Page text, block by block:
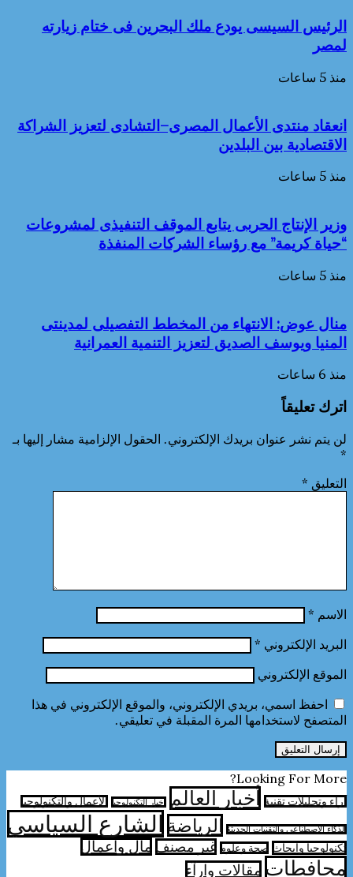
الرئيس السيسى يودع ملك البحرين فى ختام زيارته
لمصر
منذ 5 ساعات
انعقاد منتدى الأعمال المصرى–التشادى لتعزيز الشراكة
الاقتصادية بين البلدين
منذ 5 ساعات
وزير الإنتاج الحربى يتابع الموقف التنفيذى لمشروعات
“حياة كريمة” مع رؤساء الشركات المنفذة
منذ 5 ساعات
منال عوض: الانتهاء من المخطط التفصيلى لمدينتى
المنيا ويوسف الصديق لتعزيز التنمية العمرانية
منذ 6 ساعات
اترك تعليقاً
لن يتم نشر عنوان بريدك الإلكتروني. الحقول الإلزامية مشار إليها بـ
*
التعليق *
الاسم *
البريد الإلكتروني *
الموقع الإلكتروني
احفظ اسمي، بريدي الإلكتروني، والموقع الإلكتروني في هذا
المتصفح لاستخدامها المرة المقبلة في تعليقي.
Looking For More?
آراء وتحليلات تقنية أخبار العالم اخبار التكنولوجيا الأعمال والتكنولوجيا
الذكاء الاصطناعي والتقنيات الحديثة الرياضة الشارع السياسي
تكنولوجيا وابحاث صحة وعلوم غير مصنف مال واعمال
محافطات مقالات وارآء